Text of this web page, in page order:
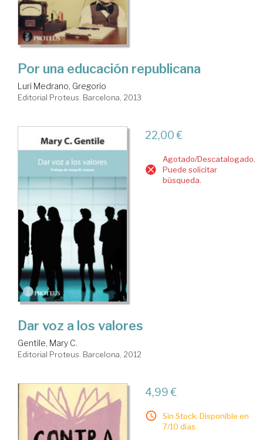
Por una educación republicana
Luri Medrano, Gregorio
Editorial Proteus. Barcelona, 2013
22,00 €
Agotado/Descatalogado.
Puede solicitar
búsqueda.
Dar voz a los valores
Gentile, Mary C.
Editorial Proteus. Barcelona, 2012
4,99 €
Sin Stock. Disponible en
7/10 días.